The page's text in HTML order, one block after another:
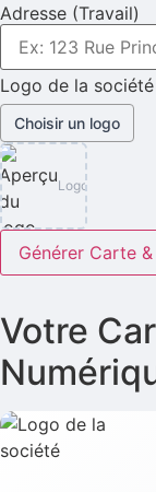
Adresse (Travail)
Logo de la société
Logo
Générer Carte
Votre